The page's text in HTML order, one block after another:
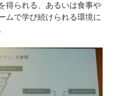
得られる、あるいは食事や
ムで学び続けられる環境に